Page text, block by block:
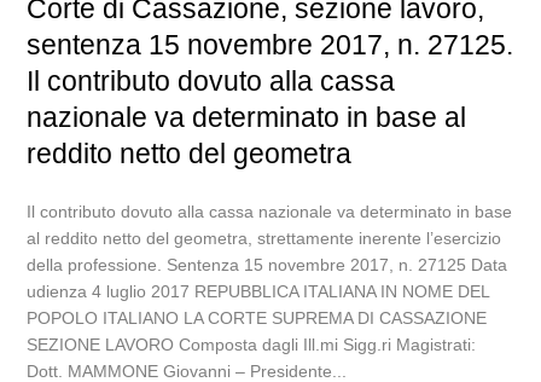
Corte di Cassazione, sezione lavoro,
sentenza 15 novembre 2017, n. 27125.
Il contributo dovuto alla cassa
nazionale va determinato in base al
reddito netto del geometra
Il contributo dovuto alla cassa nazionale va determinato in base
al reddito netto del geometra, strettamente inerente l’esercizio
della professione. Sentenza 15 novembre 2017, n. 27125 Data
udienza 4 luglio 2017 REPUBBLICA ITALIANA IN NOME DEL
POPOLO ITALIANO LA CORTE SUPREMA DI CASSAZIONE
SEZIONE LAVORO Composta dagli Ill.mi Sigg.ri Magistrati:
Dott. MAMMONE Giovanni – Presidente...